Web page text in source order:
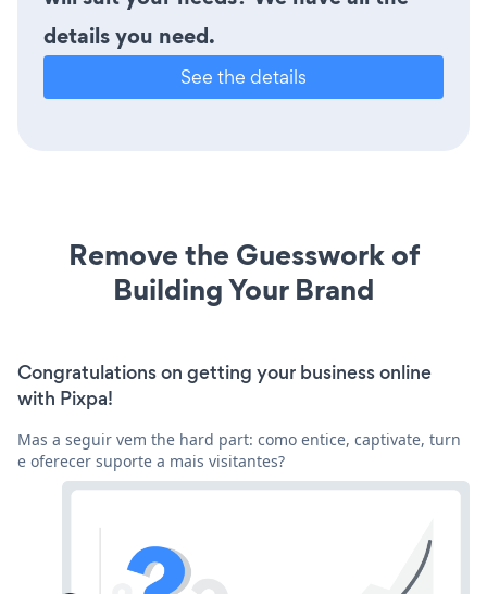
details you need.
See the details
Remove the Guesswork of
Building Your Brand
Congratulations on getting your business online
with Pixpa!
Mas a seguir vem the hard part: como entice, captivate, turn
e oferecer suporte a mais visitantes?